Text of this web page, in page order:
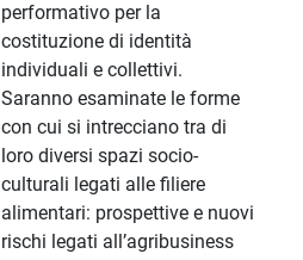
performativo per la
costituzione di identità
individuali e collettivi.
Saranno esaminate le forme
con cui si intrecciano tra di
loro diversi spazi socio-
culturali legati alle filiere
alimentari: prospettive e nuovi
rischi legati all’agribusiness